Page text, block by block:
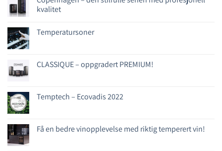
kvalitet
Temperatursoner
CLASSIQUE – oppgradert PREMIUM!
Temptech – Ecovadis 2022
Få en bedre vinopplevelse med riktig temperert vin!